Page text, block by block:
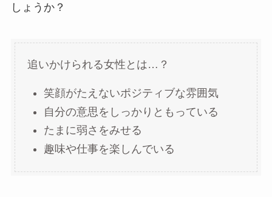
しょうか？
追いかけられる女性とは…？
笑顔がたえないポジティブな雰囲気
自分の意思をしっかりともっている
たまに弱さをみせる
趣味や仕事を楽しんでいる